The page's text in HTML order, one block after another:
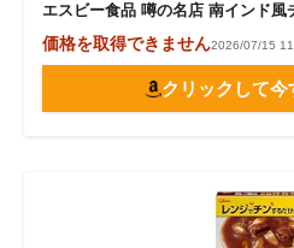
エスビー食品 噂の名店 南インド
価格を取得できません2026/07/15
クリックして今